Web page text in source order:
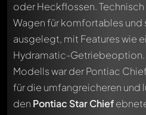
oder Heckflossen.
Wagen für komfortables und
ausgelegt, mit Features wie
Hydramatic-Getriebeoption.
Modells war der Pontiac
für die umfangreicheren und
den Pontiac Star Chief